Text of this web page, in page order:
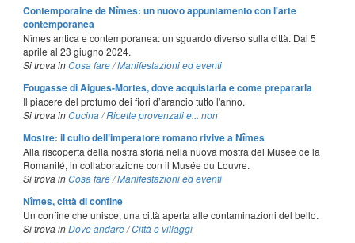
Contemporaine de Nîmes: un nuovo appuntamento con l'arte
contemporanea
Nîmes antica e contemporanea: un sguardo diverso sulla città. Dal 5
aprile al 23 giugno 2024.
Si trova in Cosa fare /Manifestazioni ed eventi
Fougasse di Aigues-Mortes, dove acquistarla e come prepararla
Il piacere del profumo dei fiori d’arancio tutto l'anno.
Si trova in Cucina /Ricette provenzali e... non
Mostre: il culto dell’imperatore romano rivive a Nîmes
Alla riscoperta della nostra storia nella nuova mostra del Musée de la
Romanité, in collaborazione con il Musée du Louvre.
Si trova in Cosa fare /Manifestazioni ed eventi
Nîmes, città di confine
Un confine che unisce, una città aperta alle contaminazioni del bello.
Si trova in Dove andare /Città e villaggi